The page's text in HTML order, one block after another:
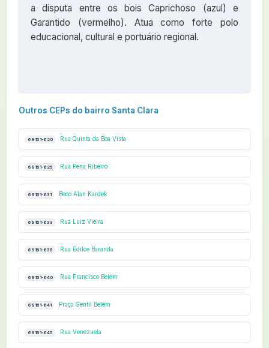
a disputa entre os bois Caprichoso (azul) e
Garantido (vermelho). Atua como forte polo
educacional, cultural e portuário regional.
Outros CEPs do bairro Santa Clara
69151-620 Rua Quinta da Boa Vista
69151-625 Rua Pena Ribeiro
69151-631 Beco Alan Kardek
69151-633 Rua Luiz Vieira
69151-635 Rua Edilce Baranda
69151-640 Rua Francisco Belém
69151-641 Praça Gentil Belém
69151-645 Rua Venezuela